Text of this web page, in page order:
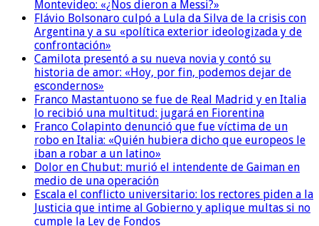
Montevideo: «¿Nos dieron a Messi?»
Flávio Bolsonaro culpó a Lula da Silva de la crisis con
Argentina y a su «política exterior ideologizada y de
confrontación»
Camilota presentó a su nueva novia y contó su
historia de amor: «Hoy, por fin, podemos dejar de
escondernos»
Franco Mastantuono se fue de Real Madrid y en Italia
lo recibió una multitud: jugará en Fiorentina
Franco Colapinto denunció que fue víctima de un
robo en Italia: «Quién hubiera dicho que europeos le
iban a robar a un latino»
Dolor en Chubut: murió el intendente de Gaiman en
medio de una operación
Escala el conflicto universitario: los rectores piden a la
Justicia que intime al Gobierno y aplique multas si no
cumple la Ley de Fondos